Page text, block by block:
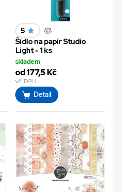
5
Šídlo na papír Studio
Light - 1 ks
skladem
od 177,5 Kč
vč. DPH
Detail